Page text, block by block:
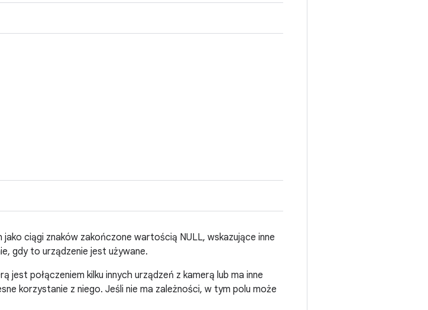
ciągi znaków zakończone wartością NULL, wskazujące inne
gdy to urządzenie jest używane.
jest połączeniem kilku innych urządzeń z kamerą lub ma inne
korzystanie z niego. Jeśli nie ma zależności, w tym polu może